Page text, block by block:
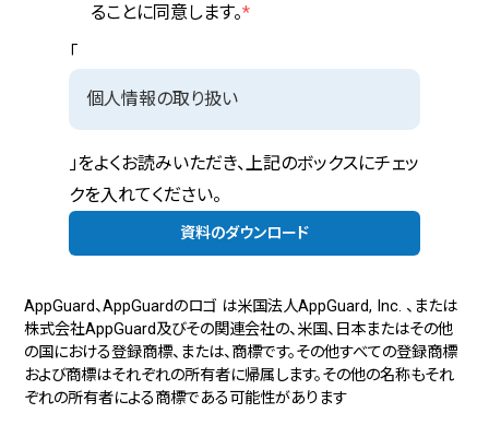
ることに同意します。*
「
個人情報の取り扱い
」をよくお読みいただき、上記のボックスにチェッ
クを入れてください。
AppGuard、AppGuardのロゴ は米国法人AppGuard, Inc. 、または
株式会社AppGuard及びその関連会社の、米国、日本またはその他
の国における登録商標、または、商標です。その他すべての登録商標
および商標はそれぞれの所有者に帰属します。その他の名称もそれ
ぞれの所有者による商標である可能性があります